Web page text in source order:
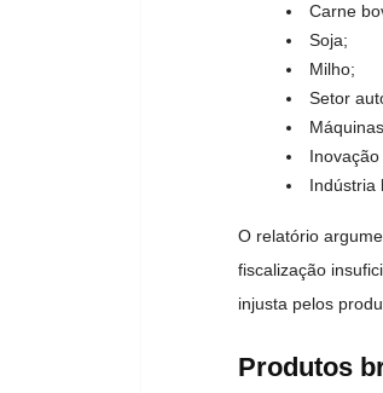
Carne
Soja;
Milho;
Setor
Indústria
O relatório
fiscalização
injusta pelos
Produtos